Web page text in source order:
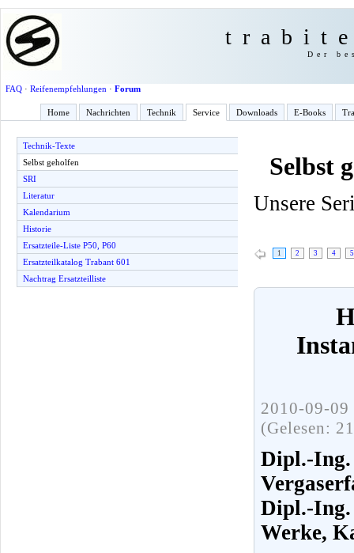
Der
FAQ· Reifenempfehlungen · Forum
Home Nachrichten Technik Service Downloads E-Books
Technik-Texte
Selbst geholfen
SRI
Literatur
Kalendarium
Historie
Ersatzteile-Liste P50, P60
Ersatzteilkatalog Trabant 601
Nachtrag Ersatzteilliste
Selbst
Unsere
1 2 3 4 5
2010-09-
(Gelesen:
Dipl.-
Dipl.-
Werke,